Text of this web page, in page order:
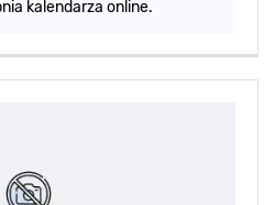
kalendarza online.